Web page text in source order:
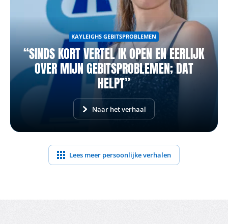
KAYLEIGHS GEBITSPROBLEMEN
“SINDS KORT VERTEL IK OPEN EN EERLIJK
OVER MIJN GEBITSPROBLEMEN; DAT
HELPT”
Naar het verhaal
Lees meer persoonlijke verhalen